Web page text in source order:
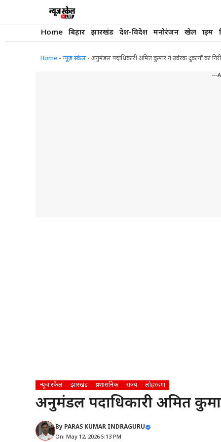
Home बिहार झारखंड देश-विदेश मनोरंजन खेल क्राइम
Home - न्यूज़ स्केल - अनुमंडल पदाधिकारी अमित कुमार ने उर्वरक दुकानों का
---
न्यूज़ स्केल झारखंड प्रशासनिक राज्य लोहरदगा
अनुमंडल पदाधिकारी अमित
By PARAS KUMAR INDRAGURU
On: May 12, 2026 5:13 PM